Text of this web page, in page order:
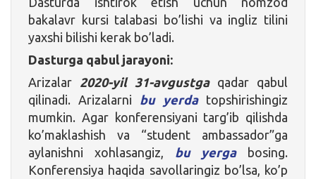
bakalavr kursi talabasi bo’lishi va ingliz tilini
yaxshi bilishi kerak bo’ladi.
Dasturga qabul jarayoni:
Arizalar 2020-yil 31-avgustgaqadar qabul
qilinadi. Arizalarni bu yerdatopshirishingiz
mumkin. Agar konferensiyani targ’ib qilishda
ko’maklashish va “student ambassador”ga
aylanishni xohlasangiz,
bu yergabosing.
Konferensiya haqida savollaringiz bo’lsa, ko’p